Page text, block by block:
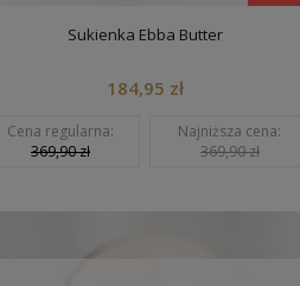
Sukienka Ebba Butter
184,95 zł
Cena regularna:
369,90 zł
Najniższa cena:
369,90 zł